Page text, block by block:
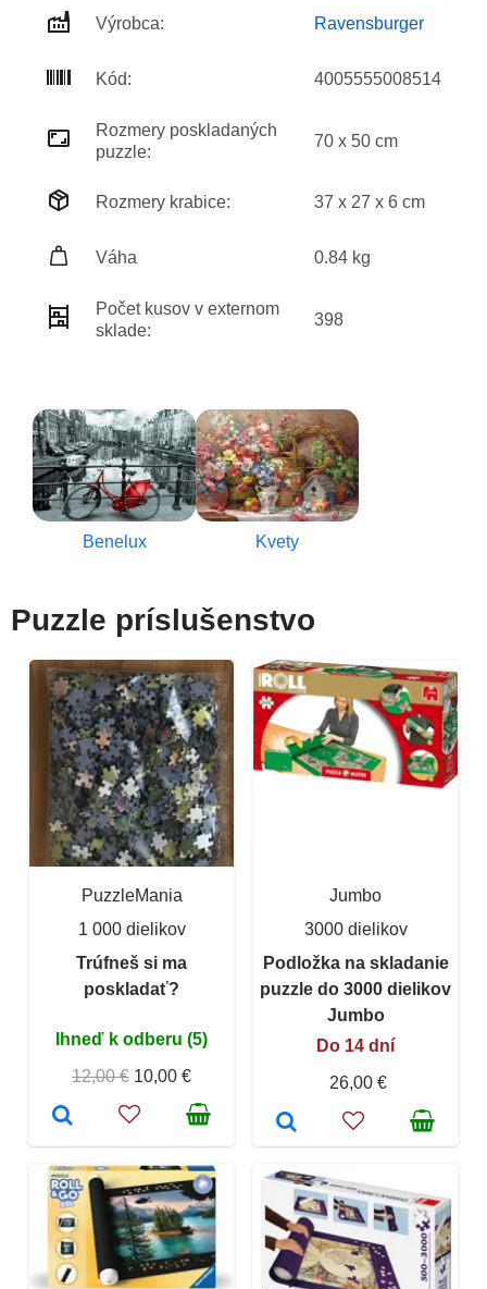
Výrobca: Ravensburger
Kód: 4005555008514
Rozmery poskladaných
puzzle:
70 x 50 cm
Rozmery krabice: 37 x 27 x 6 cm
Váha 0.84 kg
Počet kusov v externom
sklade:
398
Benelux Kvety
Puzzle príslušenstvo
PuzzleMania
1 000 dielikov
Trúfneš si ma
poskladať?
Ihneď k odberu (5)
12,00 € 10,00 €
Jumbo
3000 dielikov
Podložka na skladanie
puzzle do 3000 dielikov
Jumbo
Do 14 dní
26,00 €